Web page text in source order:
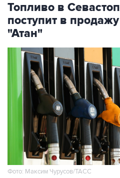
Топливо в
поступит в
"Атан"
Фото: Максим Чурусов/ТАСС